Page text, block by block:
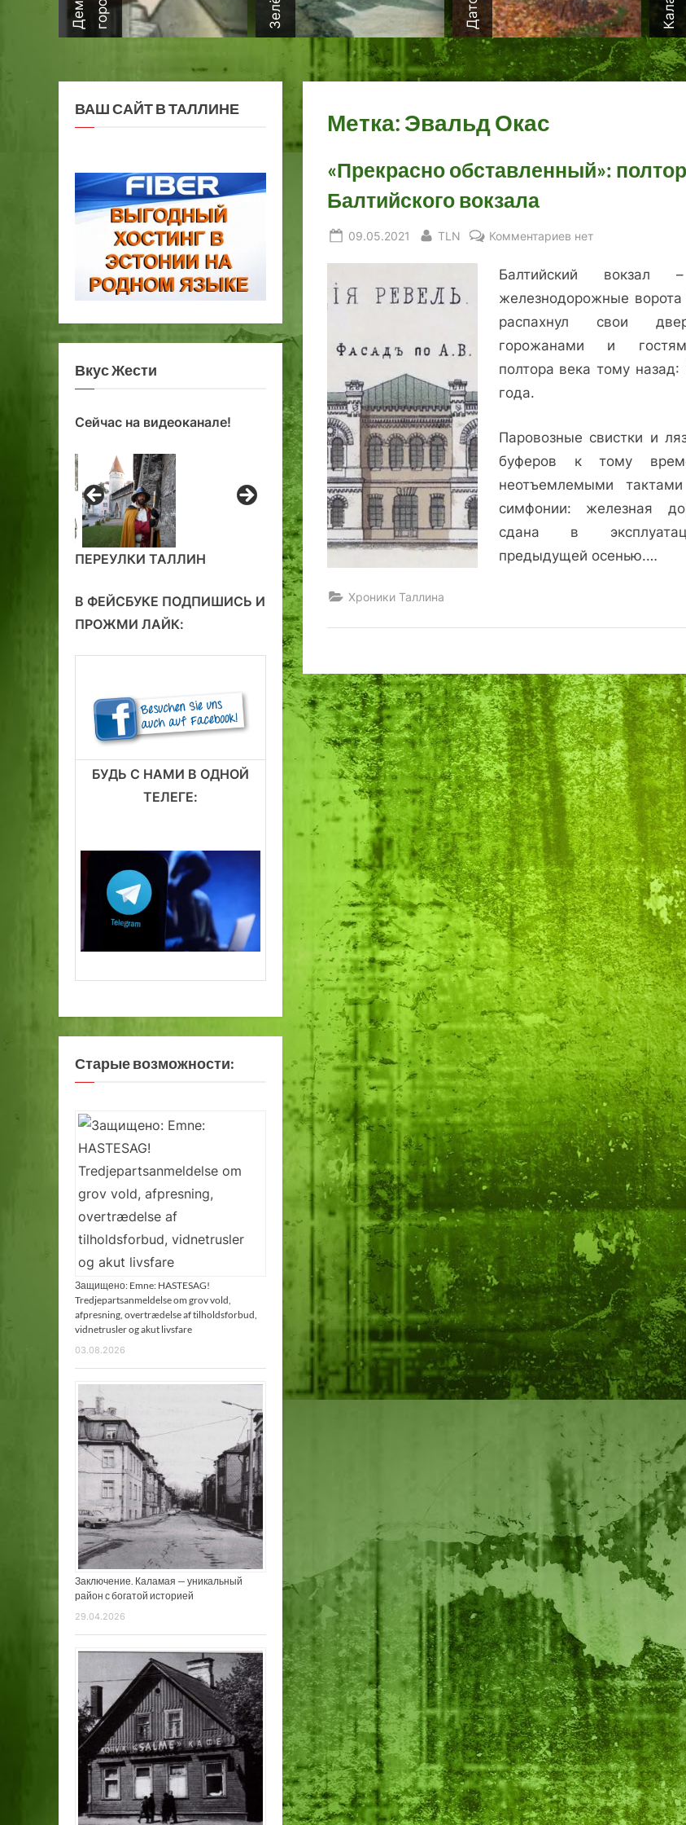
Метка: Эвальд Окас
«Прекрасно обставленный»:
Балтийского вокзала
Posted
09.05.2021 By
TLN Комментариев к
«Прекрасно
обставленный»:
полтора
вокзала
нет
Балтийский вокзал
железнодорожные
распахнул свои
горожанами и
полтора века тому назад:
года.
Паровозные свистки и
буферов к тому
неотъемлемыми
симфонии: железная
сдана в
предыдущей осенью.…
Хроники Таллина
ВАШ САЙТ В ТАЛЛИНЕ
Вкус Жести
Сейчас на видеоканале!
ПЕРЕУЛКИ ТАЛЛИН
В ФЕЙСБУКЕ ПОДПИШИСЬ И
ПРОЖМИ ЛАЙК:
БУДЬ С НАМИ В ОДНОЙ
ТЕЛЕГЕ:
Старые возможности:
Защищено: Emne: HASTESAG!
Tredjepartsanmeldelse om grov vold,
afpresning, overtrædelse af tilholdsforbud,
vidnetrusler og akut livsfare
03.08.2026
Заключение. Каламая — уникальный
район с богатой историей
29.04.2026